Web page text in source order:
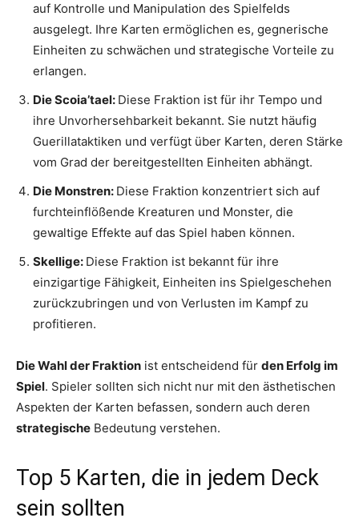
auf Kontrolle und Manipulation des Spielfelds
ausgelegt. Ihre Karten ermöglichen es, gegnerische
Einheiten zu schwächen und strategische Vorteile zu
erlangen.
Die Scoia’tael: Diese Fraktion ist für ihr Tempo und
ihre Unvorhersehbarkeit bekannt. Sie nutzt häufig
Guerillataktiken und verfügt über Karten, deren Stärke
vom Grad der bereitgestellten Einheiten abhängt.
Die Monstren: Diese Fraktion konzentriert sich auf
furchteinflößende Kreaturen und Monster, die
gewaltige Effekte auf das Spiel haben können.
Skellige: Diese Fraktion ist bekannt für ihre
einzigartige Fähigkeit, Einheiten ins Spielgeschehen
zurückzubringen und von Verlusten im Kampf zu
profitieren.
Die Wahl der Fraktion ist entscheidend für den Erfolg im
Spiel. Spieler sollten sich nicht nur mit den ästhetischen
Aspekten der Karten befassen, sondern auch deren
strategische Bedeutung verstehen.
Top 5 Karten, die in jedem Deck
sein sollten